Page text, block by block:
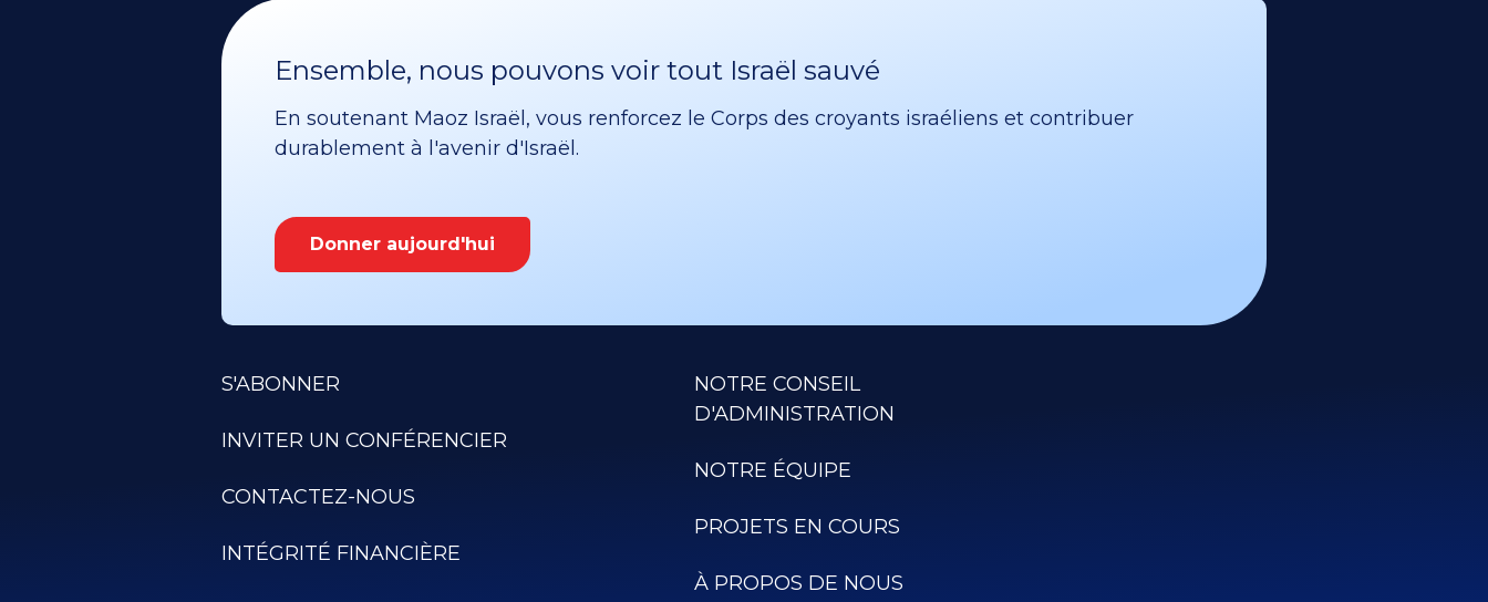
Ensemble, nous pouvons voir tout Israël sauvé
En soutenant Maoz Israël, vous renforcez le Corps des croyants israéliens et contribuer
durablement à l'avenir d'Israël.
Donner aujourd'hui
S'ABONNER
INVITER UN CONFÉRENCIER
CONTACTEZ-NOUS
INTÉGRITÉ FINANCIÈRE
NOTRE CONSEIL
D'ADMINISTRATION
NOTRE ÉQUIPE
PROJETS EN COURS
À PROPOS DE NOUS